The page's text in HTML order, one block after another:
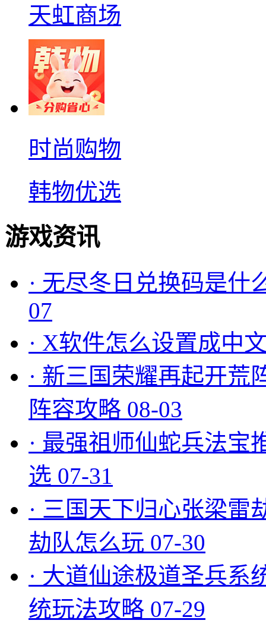
天虹商场
时尚购物
韩物优选
游戏资讯
· 无尽冬日兑换码是什
07
· X软件怎么设置成中
· 新三国荣耀再起开荒
阵容攻略 08-03
· 最强祖师仙蛇兵法宝
选 07-31
· 三国天下归心张梁雷
劫队怎么玩 07-30
· 大道仙途极道圣兵系
统玩法攻略 07-29